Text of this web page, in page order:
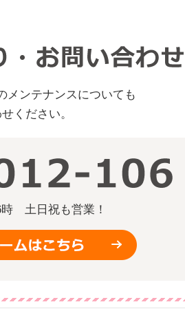
メンテナンスについても
ください。
土日祝も営業！